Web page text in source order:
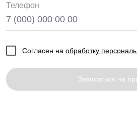
Телефон
Согласен на обработку
Записаться на